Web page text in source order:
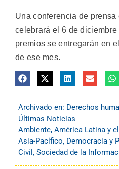
Una conferencia de
celebrará el 6 de
premios se entregarán en
de ese mes.
Archivado en: Derechos
Últimas Noticias
Ambiente, América Latina y
Asia-Pacífico, Democracia y
Civil , Sociedad de la